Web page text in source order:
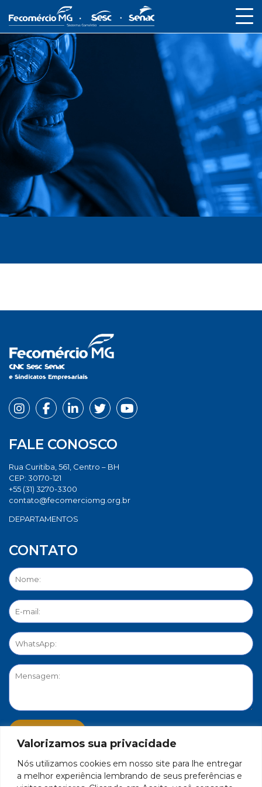
Valorizamos sua privacidade
Nós utilizamos cookies em nosso site para lhe entregar
a melhor experiência lembrando de seus preferências e
FALE CONOSCO
Rua Curitiba, 561, Centro – BH
CEP: 30170-121
+55 (31) 3270-3300
contato@fecomerciomg.org.br
DEPARTAMENTOS
CONTATO
PORTAL DE PRIVACIDADE